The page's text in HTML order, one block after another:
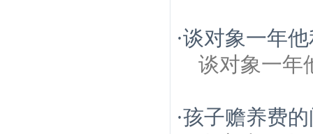
·谈对象一年
谈对象一年
·孩子赡养费